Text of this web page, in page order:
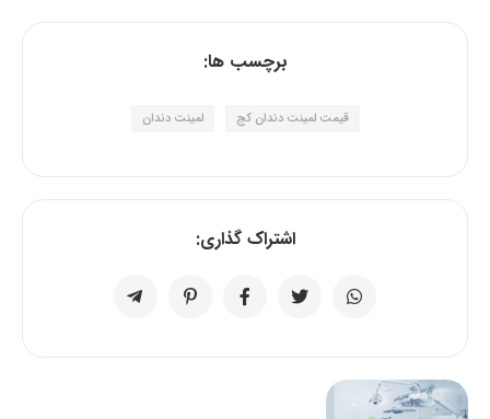
برچسب ها:
قیمت لمینت دندان کج لمینت دندان
اشتراک گذاری: